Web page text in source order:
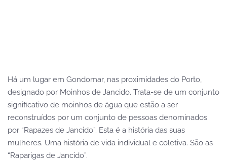
Há um lugar em Gondomar, nas proximidades do Porto,
designado por Moinhos de Jancido. Trata-se de um conjunto
significativo de moinhos de água que estão a ser
reconstruídos por um conjunto de pessoas denominados
por “Rapazes de Jancido”. Esta é a história das suas
mulheres. Uma história de vida individual e coletiva. São as
“Raparigas de Jancido”.